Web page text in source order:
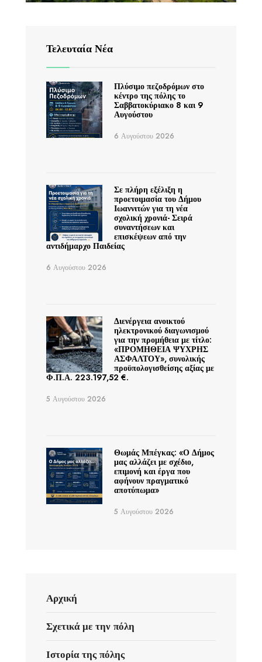
Τελευταία Νέα
Πλύσιμο πεζοδρόμων στο
κέντρο της πόλης το
Σαββατοκύριακο 8 και 9
Αυγούστου
6 Αυγούστου 2026
Σε πλήρη εξέλιξη η
προετοιμασία του Δήμου
Ιωαννιτών για τη νέα
σχολική χρονιά- Σειρά
συναντήσεων και
επισκέψεων από την
αντιδήμαρχο Παιδείας
6 Αυγούστου 2026
Διενέργεια ανοικτού
ηλεκτρονικού διαγωνισμού
για την προμήθεια με τίτλο:
«ΠΡΟΜΗΘΕΙΑ ΨΥΧΡΗΣ
ΑΣΦΑΛΤΟΥ», συνολικής
προϋπολογισθείσης αξίας με
Φ.Π.Α. 223.197,52 €.
5 Αυγούστου 2026
Θωμάς Μπέγκας: «Ο Δήμος
μας αλλάζει με σχέδιο,
επιμονή και έργα που
αφήνουν πραγματικό
αποτύπωμα»
5 Αυγούστου 2026
Αρχική
Σχετικά με την πόλη
Ιστορία της πόλης